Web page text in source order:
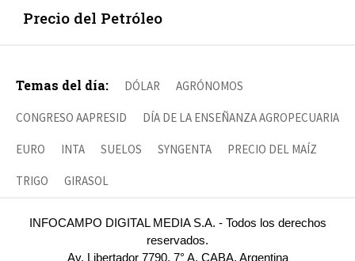
Precio del Petróleo
Temas del día: DÓLAR AGRÓNOMOS
CONGRESO AAPRESID DÍA DE LA ENSEÑANZA AGROPECUARIA
EURO INTA SUELOS SYNGENTA PRECIO DEL MAÍZ
TRIGO GIRASOL
INFOCAMPO DIGITAL MEDIA S.A. - Todos los derechos
reservados.
Av. Libertador 7790, 7° A, CABA, Argentina